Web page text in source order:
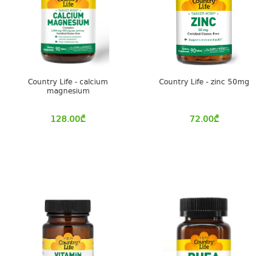
Country Life - calcium
magnesium
128.00₾
Country Life - zinc 50mg
72.00₾